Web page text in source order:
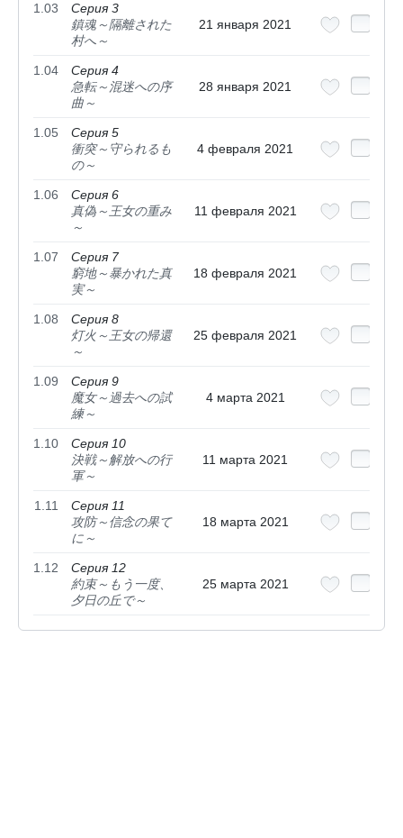
1.03
Серия 3
鎮魂～隔離された
村へ～
21 января 2021
1.04
Серия 4
急転～混迷への序
曲～
28 января 2021
1.05
Серия 5
衝突～守られるも
の～
4 февраля 2021
1.06
Серия 6
真偽～王女の重み
～
11 февраля 2021
1.07
Серия 7
窮地～暴かれた真
実～
18 февраля 2021
1.08
Серия 8
灯火～王女の帰還
～
25 февраля 2021
1.09
Серия 9
魔女～過去への試
練～
4 марта 2021
1.10
Серия 10
決戦～解放への行
軍～
11 марта 2021
1.11
Серия 11
攻防～信念の果て
に～
18 марта 2021
1.12
Серия 12
約束～もう一度、
夕日の丘で～
25 марта 2021